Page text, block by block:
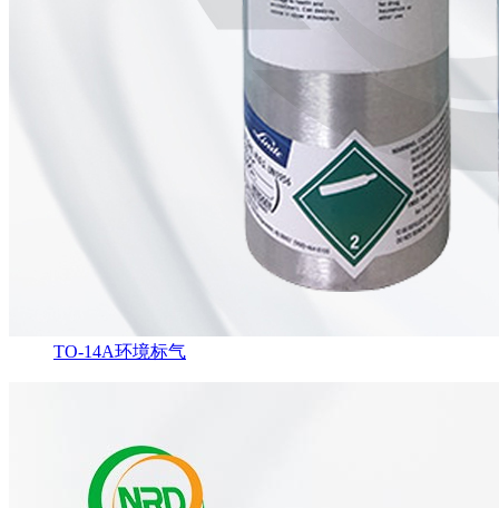
TO-14A环境标气